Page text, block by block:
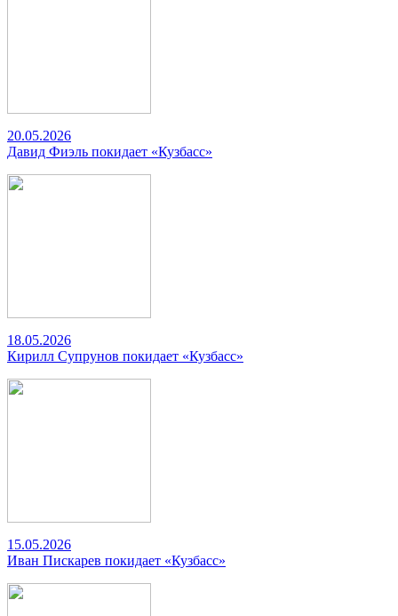
20.05.2026
Давид Фиэль покидает «Кузбасс»
18.05.2026
Кирилл Супрунов покидает «Кузбасс»
15.05.2026
Иван Пискарев покидает «Кузбасс»